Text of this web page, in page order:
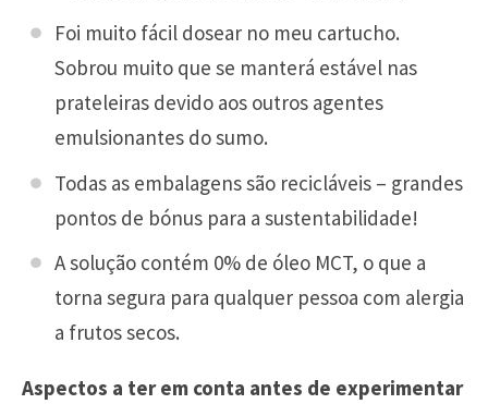
Foi muito fácil dosear no meu cartucho.
Sobrou muito que se manterá estável nas
prateleiras devido aos outros agentes
emulsionantes do sumo.
Todas as embalagens são recicláveis – grandes
pontos de bónus para a sustentabilidade!
A solução contém 0% de óleo MCT, o que a
torna segura para qualquer pessoa com alergia
a frutos secos.
Aspectos a ter em conta antes de experimentar